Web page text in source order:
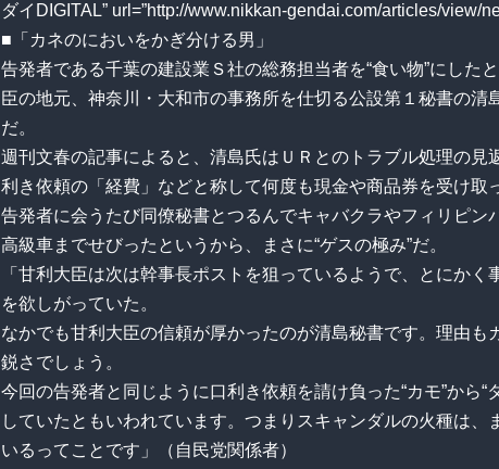
ダイDIGITAL” url=”http://www.nikkan-gendai.com/articles/view/
■「カネのにおいをかぎ分ける男」
告発者である千葉の建設業Ｓ社の総務担当者を“食い物”にした
臣の地元、神奈川・大和市の事務所を仕切る公設第１秘書の清
だ。
週刊文春の記事によると、清島氏はＵＲとのトラブル処理の見
利き依頼の「経費」などと称して何度も現金や商品券を受け取
告発者に会うたび同僚秘書とつるんでキャバクラやフィリピン
高級車までせびったというから、まさに“ゲスの極み”だ。
「甘利大臣は次は幹事長ポストを狙っているようで、とにかく
を欲しがっていた。
なかでも甘利大臣の信頼が厚かったのが清島秘書です。理由も
鋭さでしょう。
今回の告発者と同じように口利き依頼を請け負った“カモ”から“
していたともいわれています。つまりスキャンダルの火種は、
いるってことです」（自民党関係者）